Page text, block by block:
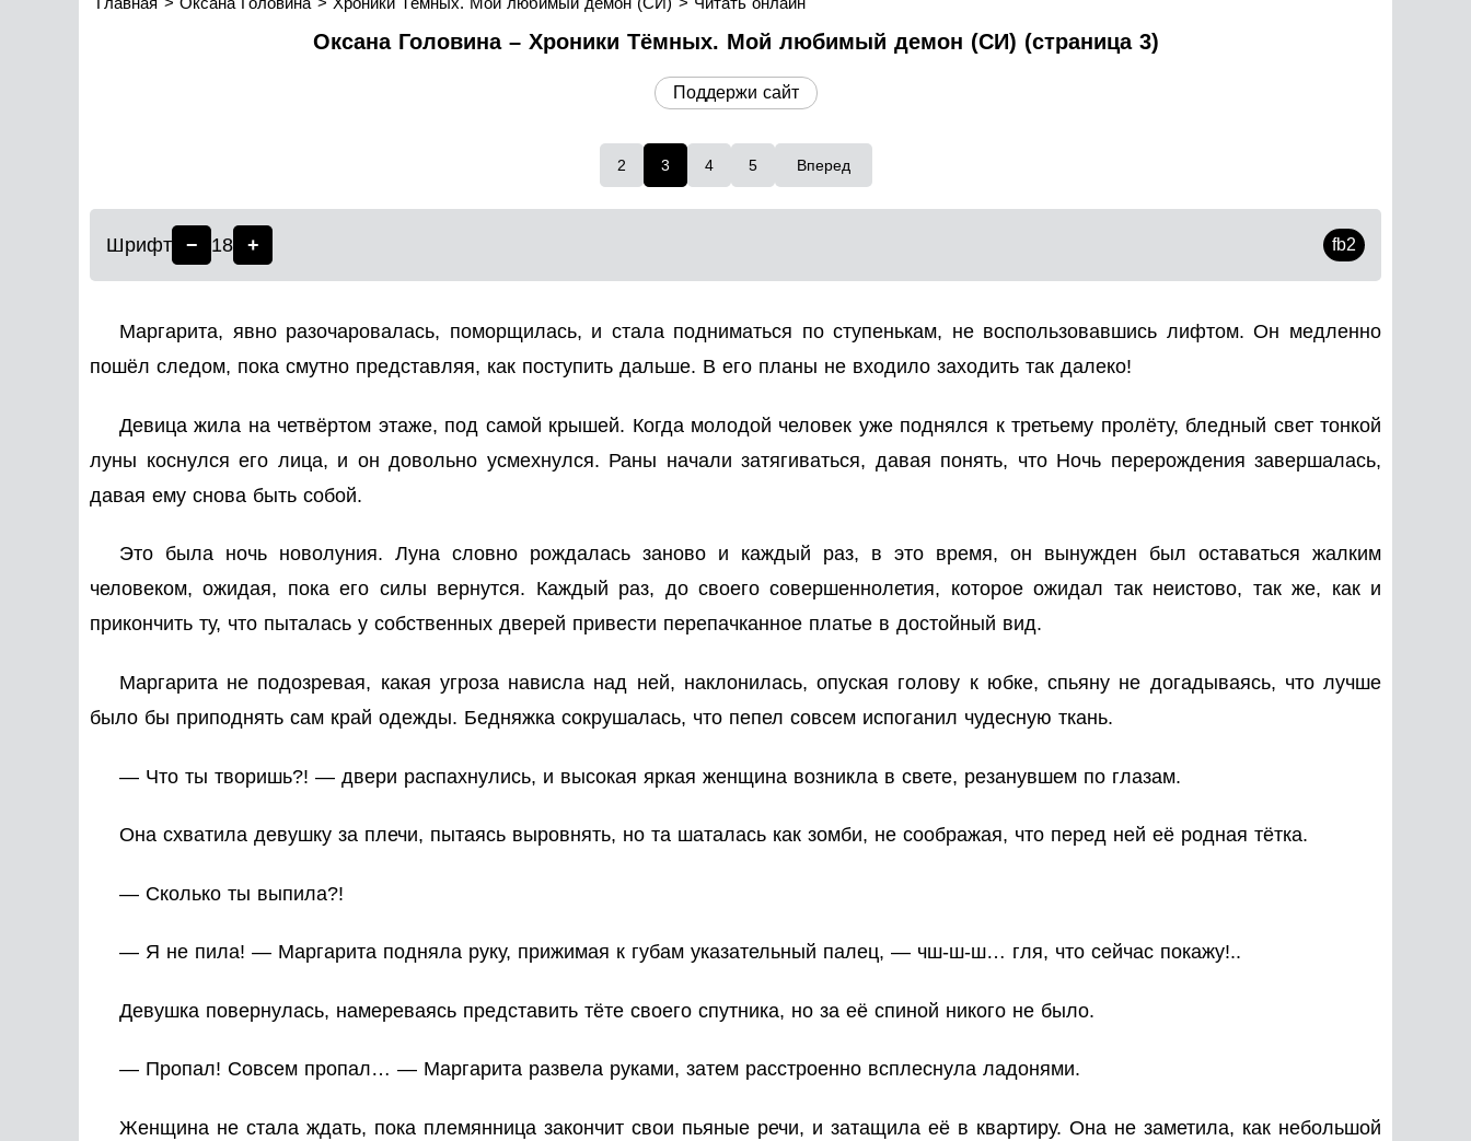
Оксана Головина – Хроники Тёмных. Мой любимый демон (СИ) (страница 3)
Поддержи сайт
2 3 4 5 Вперед
Шрифт − 18 + fb2
Маргарита, явно разочаровалась, поморщилась, и стала подниматься по ступенькам, не воспользовавшись лифтом. Он медленно
пошёл следом, пока смутно представляя, как поступить дальше. В его планы не входило заходить так далеко!
Девица жила на четвёртом этаже, под самой крышей. Когда молодой человек уже поднялся к третьему пролёту, бледный свет тонкой
луны коснулся его лица, и он довольно усмехнулся. Раны начали затягиваться, давая понять, что Ночь перерождения завершалась,
давая ему снова быть собой.
Это была ночь новолуния. Луна словно рождалась заново и каждый раз, в это время, он вынужден был оставаться жалким
человеком, ожидая, пока его силы вернутся. Каждый раз, до своего совершеннолетия, которое ожидал так неистово, так же, как и
прикончить ту, что пыталась у собственных дверей привести перепачканное платье в достойный вид.
Маргарита не подозревая, какая угроза нависла над ней, наклонилась, опуская голову к юбке, спьяну не догадываясь, что лучше
было бы приподнять сам край одежды. Бедняжка сокрушалась, что пепел совсем испоганил чудесную ткань.
— Что ты творишь?! — двери распахнулись, и высокая яркая женщина возникла в свете, резанувшем по глазам.
Она схватила девушку за плечи, пытаясь выровнять, но та шаталась как зомби, не соображая, что перед ней её родная тётка.
— Сколько ты выпила?!
— Я не пила! — Маргарита подняла руку, прижимая к губам указательный палец, — чш-ш-ш… гля, что сейчас покажу!..
Девушка повернулась, намереваясь представить тёте своего спутника, но за её спиной никого не было.
— Пропал! Совсем пропал… — Маргарита развела руками, затем расстроенно всплеснула ладонями.
Женщина не стала ждать, пока племянница закончит свои пьяные речи, и затащила её в квартиру. Она не заметила, как небольшой